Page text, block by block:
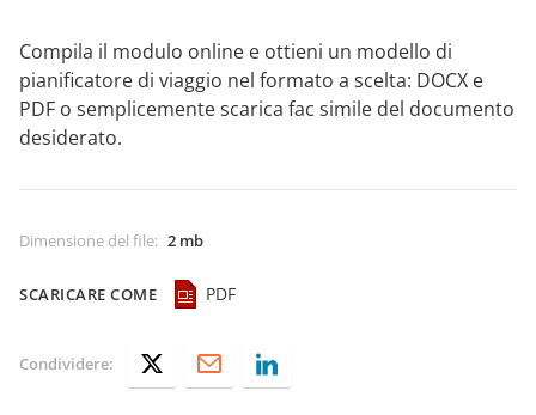
Compila il modulo online e ottieni un modello di
pianificatore di viaggio nel formato a scelta: DOCX e
PDF o semplicemente scarica fac simile del documento
desiderato.
Dimensione del file: 2 mb
SCARICARE COME PDF
Condividere: